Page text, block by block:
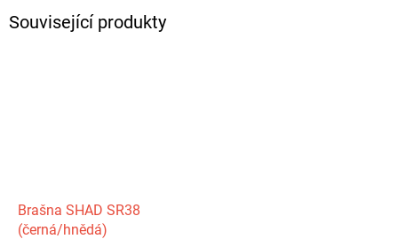
Související produkty
Brašna SHAD SR38
(černá/hnědá)